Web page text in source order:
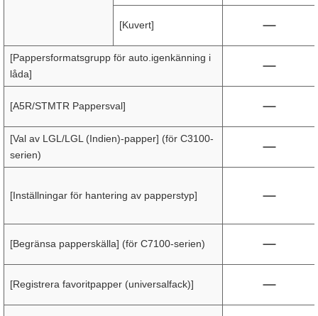
[Kuvert]
[Pappersformatsgrupp för auto.igenkänning i
låda]
[A5R/STMTR Pappersval]
[Val av LGL/LGL (Indien)-papper] (för C3100-
serien)
[Inställningar för hantering av papperstyp]
[Begränsa papperskälla] (för C7100-serien)
[Registrera favoritpapper (universalfack)]